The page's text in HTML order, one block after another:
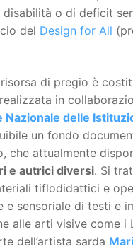
disabilità o di deficit
del Design for All
di pregio è
in
Nazionale delle
un fondo
che attualmente
e autrici diversi. Si
tiflodidattici e
e sensoriale di testi e
alle arti visive come i
dell’artista sarda